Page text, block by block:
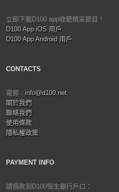
立即下載D100 app收聽精采節目！
D100 App iOS 用戶
D100 App Android 用戶
CONTACTS
電郵 : info@d100.net
關於我們
聯絡我們
使用條款
隱私權政策
PAYMENT INFO
請捐款到D100恒生銀行戶口：